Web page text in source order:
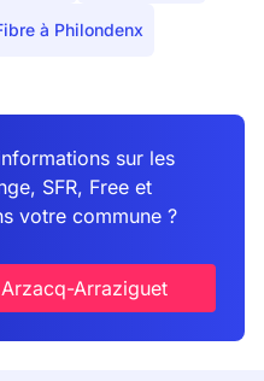
à Philondenx
sur les
SFR, Free et
votre commune ?
Arraziguet